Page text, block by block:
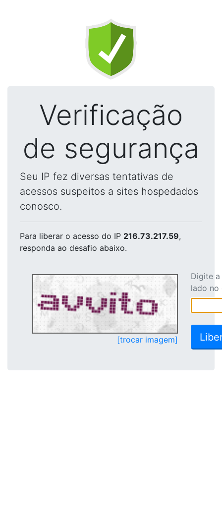
Verificação
de segurança
Seu IP fez diversas tentativas de
acessos suspeitos a sites hospedados
conosco.
Para liberar o acesso do IP 216.73.217.59,
responda ao desafio abaixo.
[trocar imagem]
Digite
lado no